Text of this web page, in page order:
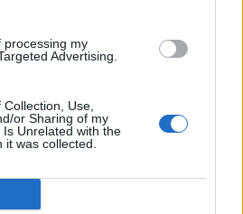
processing my
Advertising.
Use,
or Sharing of my
Unrelated with the
was collected.